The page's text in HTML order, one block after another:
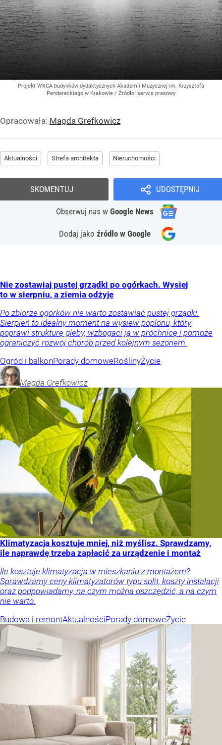
Projekt WXCA budynków dydaktycznych Akademii Muzycznej im. Krzysztofa
Pendereckiego w Krakowie / Źródło: serwis prasowy
Opracowała: Magda Grefkowicz
Aktualności Strefa architekta Nieruchomości
UDOSTĘPNIJ
Obserwuj nas w Google News
Dodaj jako źródło w Google
SKOMENTUJ
Nie zostawiaj pustej grządki po ogórkach. Wysiej
to w sierpniu, a ziemia odżyje
Po zbiorze ogórków nie warto zostawiać pustej grządki.
Sierpień to idealny moment na wysiew poplonu, który
poprawi strukturę gleby, wzbogaci ją w próchnicę i pomoże
ograniczyć rozwój chorób przed kolejnym sezonem.
Ogród i balkonPorady domoweRoślinyŻycie
Magda Grefkowicz
Klimatyzacja kosztuje mniej, niż myślisz. Sprawdzamy,
ile naprawdę trzeba zapłacić za urządzenie i montaż
Ile kosztuje klimatyzacja w mieszkaniu z montażem?
Sprawdzamy ceny klimatyzatorów typu split, koszty instalacji
oraz podpowiadamy, na czym można oszczędzić, a na czym
nie warto.
Budowa i remontAktualnościPorady domoweŻycie